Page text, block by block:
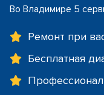
Во Владимире 5
Ремонт при
Бесплатная